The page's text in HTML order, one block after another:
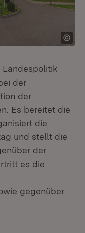
Landespolitik
der
der
Es bereitet die
die
und stellt die
der
es die
gegenüber